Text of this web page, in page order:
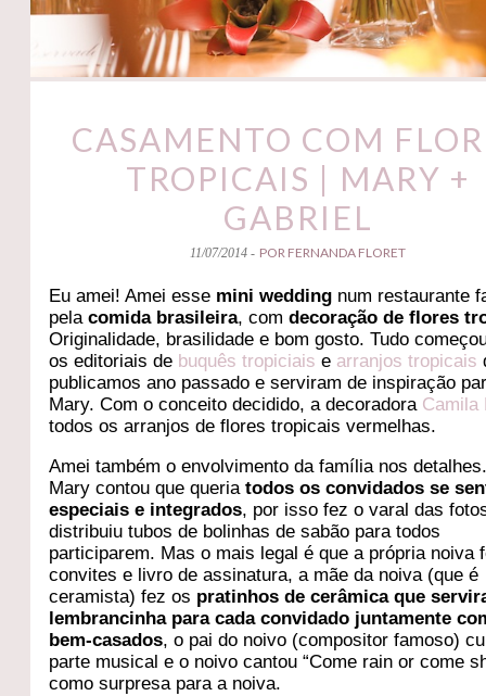
CASAMENTO COM
TROPICAIS | MARY +
GABRIEL
11/07/2014 - POR FERNANDA FLORET
Eu amei! Amei esse mini wedding num restaurante
pelacomida brasileira, comdecoração de flores
Originalidade, brasilidade e bom gosto. Tudo
os editoriais de buquês tropiciais e arranjos tropicais
publicamos ano passado e serviram de inspiração
Mary. Com o conceito decidido, a decoradora Camila
todos os arranjos de flores tropicais vermelhas.
Amei também o envolvimento da família nos
Mary contou que queriatodos os convidados se
especiais e integrados, por isso fez o varal das
distribuiu tubos de bolinhas de sabão para todos
participarem. Mas o mais legal é que a própria noiva
convites e livro de assinatura, a mãe da noiva (que é
ceramista) fez os pratinhos de cerâmica que
lembrancinha para cada convidado juntamente
bem-casados, o pai do noivo (compositor famoso)
parte musical e o noivo cantou “Come rain or come
como surpresa para a noiva.